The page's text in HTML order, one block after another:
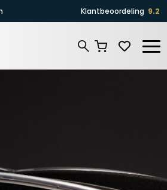
Klantbeoordeling 9.2